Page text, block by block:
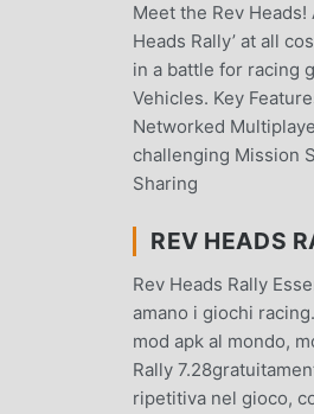
Meet the Rev
Heads Rally’ at all
in a battle for racing
Vehicles. Key
Networked
challenging Mission
Sharing
REV HEADS
Rev Heads Rally
amano i giochi
mod apk al mondo,
Rally
ripetitiva nel gioco,